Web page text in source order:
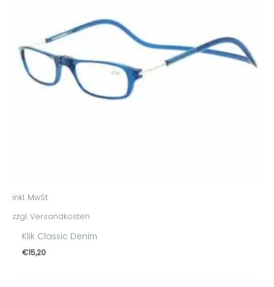
inkl. MwSt.
zzgl.Versandkosten
Klik Classic Denim
€15,20